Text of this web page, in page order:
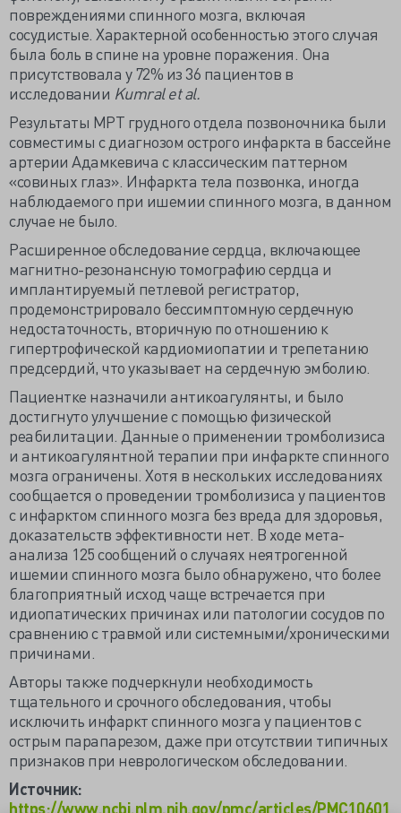
повреждениями спинного мозга, включая
сосудистые. Характерной особенностью этого случая
была боль в спине на уровне поражения. Она
присутствовала у 72% из 36 пациентов в
исследовании Kumral et al.
Результаты МРТ грудного отдела позвоночника были
совместимы с диагнозом острого инфаркта в бассейне
артерии Адамкевича с классическим паттерном
«совиных глаз». Инфаркта тела позвонка, иногда
наблюдаемого при ишемии спинного мозга, в данном
случае не было.
Расширенное обследование сердца, включающее
магнитно-резонансную томографию сердца и
имплантируемый петлевой регистратор,
продемонстрировало бессимптомную сердечную
недостаточность, вторичную по отношению к
гипертрофической кардиомиопатии и трепетанию
предсердий, что указывает на сердечную эмболию.
Пациентке назначили антикоагулянты, и было
достигнуто улучшение с помощью физической
реабилитации. Данные о применении тромболизиса
и антикоагулянтной терапии при инфаркте спинного
мозга ограничены. Хотя в нескольких исследованиях
сообщается о проведении тромболизиса у пациентов
с инфарктом спинного мозга без вреда для здоровья,
доказательств эффективности нет. В ходе мета-
анализа 125 сообщений о случаях неятрогенной
ишемии спинного мозга было обнаружено, что более
благоприятный исход чаще встречается при
идиопатических причинах или патологии сосудов по
сравнению с травмой или системными/хроническими
причинами.
Авторы также подчеркнули необходимость
тщательного и срочного обследования, чтобы
исключить инфаркт спинного мозга у пациентов с
острым парапарезом, даже при отсутствии типичных
признаков при неврологическом обследовании.
Источник:
https://www.ncbi.nlm.nih.gov/pmc/articles/PMC10601